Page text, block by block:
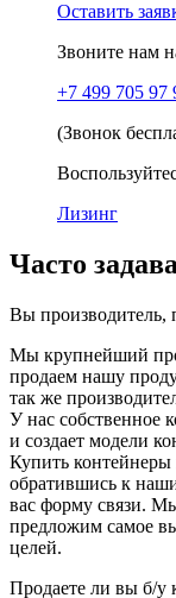
Оставить
Звоните нам
+7 499 705 97
(Звонок
Лизинг
Часто
Вы производитель,
Мы крупнейший
продаем нашу
так же
У нас собственное
и создает модели
Купить
обратившись к
вас форму связи.
предложим самое
целей.
Продаете ли вы б/у